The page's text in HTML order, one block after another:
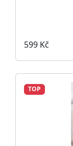
599 Kč
TOP